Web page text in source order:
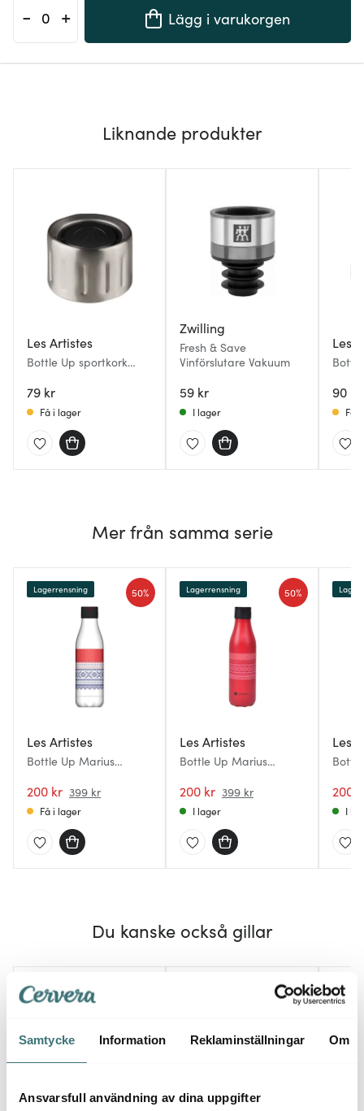
Samtycke Information Reklaminställningar Om
Ansvarsfull användning av dina uppgifter
- + Lägg i varukorgen
Liknande produkter
Les Artistes
Bottle Up sportkork
flaska
79 kr
Få i lager
Zwilling
Fresh & Save
Vinförslutare Vakuum
59 kr
I lager
Les
90 kr
Få
Mer från samma serie
Les Artistes
Bottle Up Marius
Vit/Röd/Blå
200 kr 399 kr
50%
Lagerrensning
Få i lager
Les Artistes
Bottle Up Marius
200 kr 399 kr
50%
Lagerrensning
I lager
Les
Röd/
200
I
Du kanske också gillar
30%